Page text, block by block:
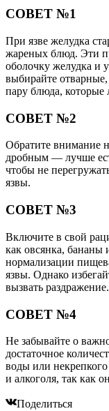
СОВЕТ №1
При язве желудка
жареных блюд. Эти
оболочку желудка и
выбирайте
пару блюда, которые
СОВЕТ №2
Обратите внимание
дробным — лучше
чтобы не
язвы.
СОВЕТ №3
Включите в свой
как овсянка,
нормализации
язвы. Однако
вызвать раздражение.
СОВЕТ №4
Не забывайте о
достаточное
воды или
и алкоголя, так как
Поделиться